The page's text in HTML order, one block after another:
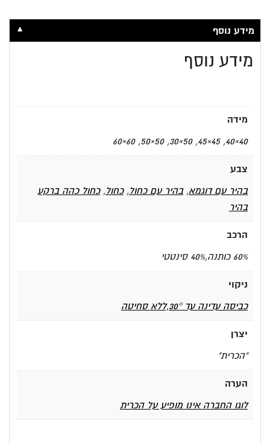
מידע נוסף ▼
מידע נוסף
מידה
40×40, 45×45, 50×30, 50×50, 60×60
צבע
בהיר עם דוגמא,בהיר עם כחול,כחול,כחול כהה ברקע
בהיר
הרכב
60% כותנה,40% סינטטי
ניקוי
כביסה עדינה עד 30°,ללא סחיטה
יצרן
"הכרית"
הערה
לוגו החברה אינו מופיע על הכרית